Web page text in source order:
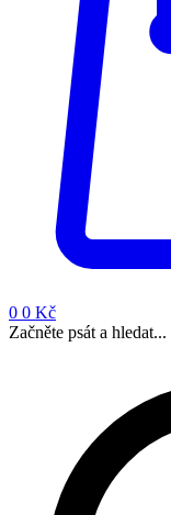
0 0 Kč
Začněte psát a hledat...